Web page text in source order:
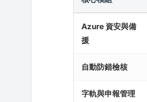
Azure 資安與備
援
自動防錯檢核
字軌與申報管理